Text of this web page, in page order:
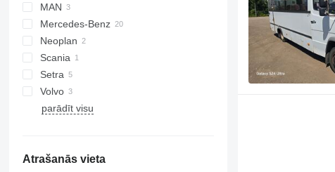
Probus
MAN
NL series
Mercedes-Benz
Integro
Intouro
Vario
Neoplan
Scania
Setra
S-series
Opalin
Volvo
B-series
parādīt visu
Atrašanās vieta